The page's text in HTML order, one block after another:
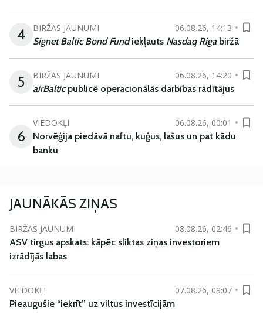
4 BIRŽAS JAUNUMI
06.08.26, 14:13
Signet Baltic Bond Fundiekļauts Nasdaq Riga biržā
5 BIRŽAS JAUNUMI
06.08.26, 14:20
airBalticpublicē operacionālās darbības rādītājus
6
VIEDOKĻI
06.08.26, 00:01
Norvēģija piedāvā naftu, kuģus, lašus un pat kādu
banku
JAUNĀKĀS ZIŅAS
BIRŽAS JAUNUMI
08.08.26, 02:46
ASV tirgus apskats: kāpēc sliktas ziņas investoriem
izrādījās labas
VIEDOKĻI
07.08.26, 09:07
Pieaugušie “iekrīt” uz viltus investīcijām